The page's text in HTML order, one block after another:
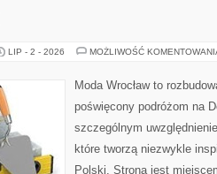
LIP - 2 - 2026 MOŻLIWOŚĆ
Moda Wrocław to
poświęcony podróżom na
szczególnym
które tworzą niezwykle
Polski. Strona jest